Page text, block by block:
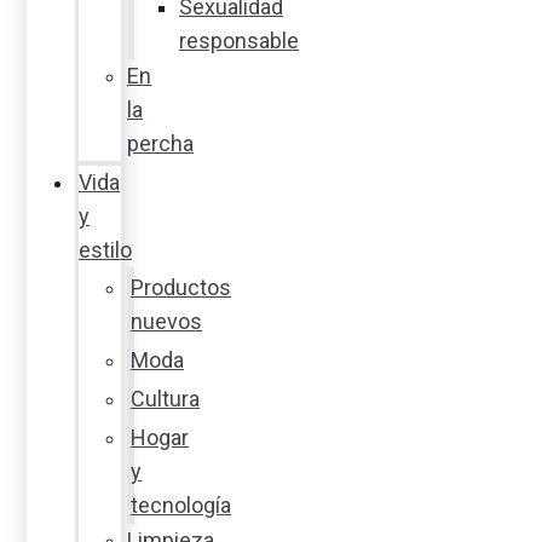
Sexualidad
responsable
En
la
percha
Vida
y
estilo
Productos
nuevos
Moda
Cultura
Hogar
y
tecnología